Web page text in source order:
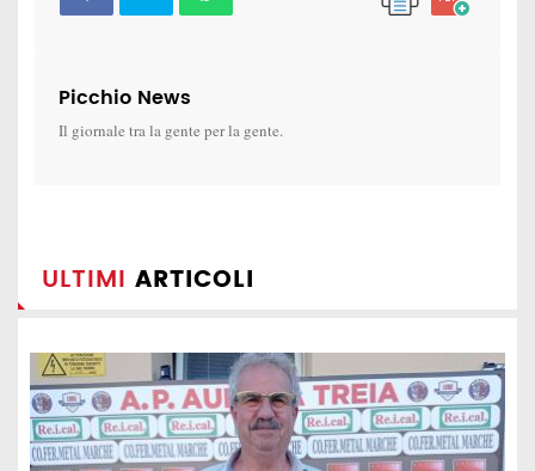
Picchio News
Il giornale tra la gente per la gente.
ULTIMI ARTICOLI